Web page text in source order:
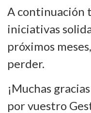
A continuación
iniciativas
próximos
perder.
¡Muchas
por vuestro